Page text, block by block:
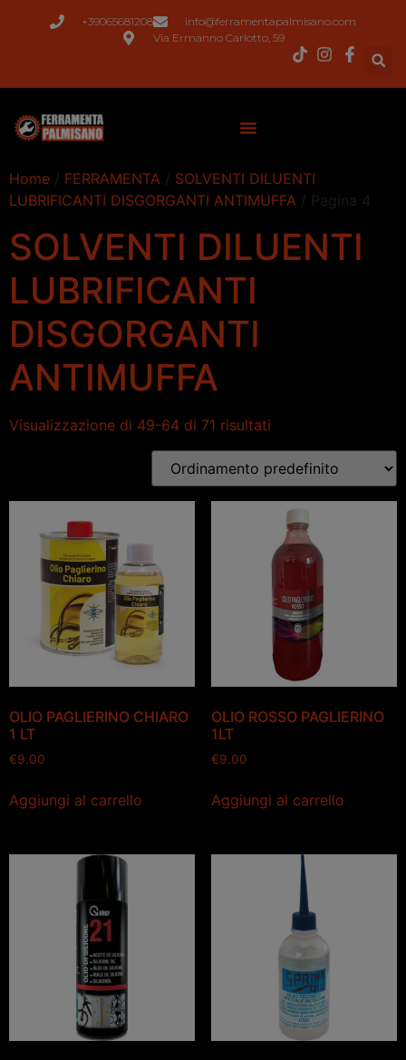
+39065681208
info@ferramentapalmisano.com
Via Ermanno Carlotto, 59
Home / FERRAMENTA / SOLVENTI DILUENTI
LUBRIFICANTI DISGORGANTI ANTIMUFFA / Pagina 4
SOLVENTI DILUENTI
LUBRIFICANTI
DISGORGANTI
ANTIMUFFA
Visualizzazione di 49-64 di 71 risultati
OLIO PAGLIERINO CHIARO
1 LT
€9.00
Aggiungi al carrello
OLIO ROSSO PAGLIERINO
1LT
€9.00
Aggiungi al carrello